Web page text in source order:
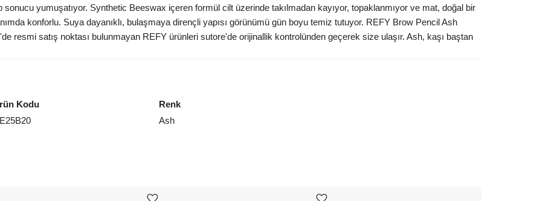
sonucu yumuşatıyor. Synthetic Beeswax içeren formül cilt üzerinde takılmadan kayıyor, topaklanmıyor ve mat, doğal bir
konforlu. Suya dayanıklı, bulaşmaya dirençli yapısı görünümü gün boyu temiz tutuyor. REFY Brow Pencil Ash
resmi satış noktası bulunmayan REFY ürünleri sutore'de orijinallik kontrolünden geçerek size ulaşır. Ash, kaşı baştan
Kodu
Renk
Ash